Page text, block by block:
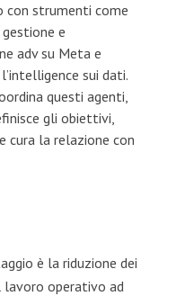
con strumenti come
e
adv su Meta e
sui dati.
questi agenti,
gli obiettivi,
cura la relazione con
è la riduzione dei
lavoro operativo ad